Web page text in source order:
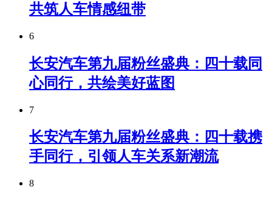
共筑人车情感纽带
6
长安汽车第九届粉丝盛典：四十载同
心同行，共绘美好蓝图
7
长安汽车第九届粉丝盛典：四十载携
手同行，引领人车关系新潮流
8